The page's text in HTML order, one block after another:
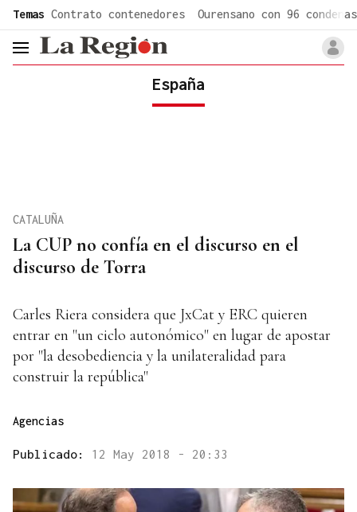
Temas Contrato contenedores Ourensano con 96 condenas
header.menu.open
España
La CUP no confía en el discurso en el
discurso de Torra
CATALUÑA
Carles Riera considera que JxCat y ERC quieren
entrar en "un ciclo autonómico" en lugar de apostar
por "la desobediencia y la unilateralidad para
construir la república"
Agencias
Publicado: 12 May 2018 - 20:33